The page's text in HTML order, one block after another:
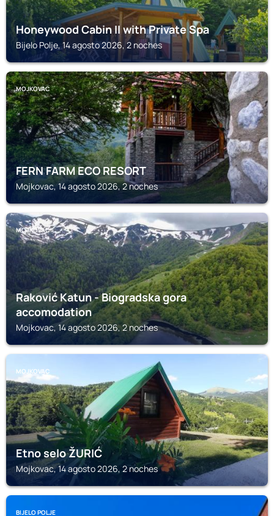
Honeywood Cabin II with Private Spa
Bijelo Polje, 14 agosto 2026, 2 noches
MOJKOVAC
FERN FARM ECO RESORT
Mojkovac, 14 agosto 2026, 2 noches
MOJKOVAC
Raković Katun - Biogradska gora
accomodation
Mojkovac, 14 agosto 2026, 2 noches
MOJKOVAC
Etno selo ŽURIĆ
Mojkovac, 14 agosto 2026, 2 noches
BIJELO POLJE